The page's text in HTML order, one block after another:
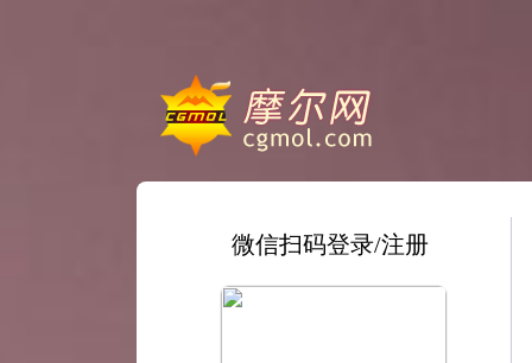
微信扫码登录/注册